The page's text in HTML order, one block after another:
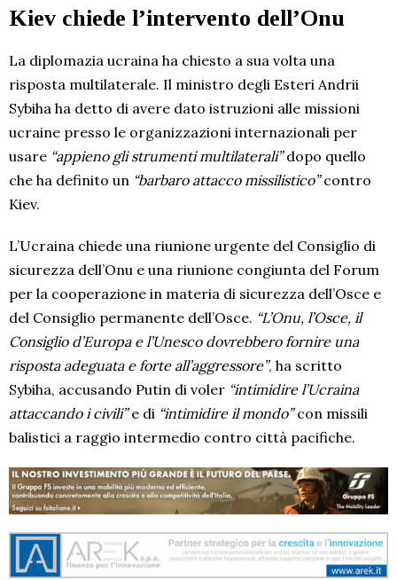
Kiev chiede l’intervento dell’Onu
La diplomazia ucraina ha chiesto a sua volta una
risposta multilaterale. Il ministro degli Esteri Andrii
Sybiha ha detto di avere dato istruzioni alle missioni
ucraine presso le organizzazioni internazionali per
usare “appieno gli strumenti multilaterali”dopo quello
che ha definito un “barbaro attacco missilistico”contro
Kiev.
L’Ucraina chiede una riunione urgente del Consiglio di
sicurezza dell’Onu e una riunione congiunta del Forum
per la cooperazione in materia di sicurezza dell’Osce e
del Consiglio permanente dell’Osce. “L’Onu, l’Osce, il
Consiglio d’Europa e l’Unesco dovrebbero fornire una
risposta adeguata e forte all’aggressore”, ha scritto
Sybiha, accusando Putin di voler “intimidire l’Ucraina
attaccando i civili”e di “intimidire il mondo”con missili
balistici a raggio intermedio contro città pacifiche.